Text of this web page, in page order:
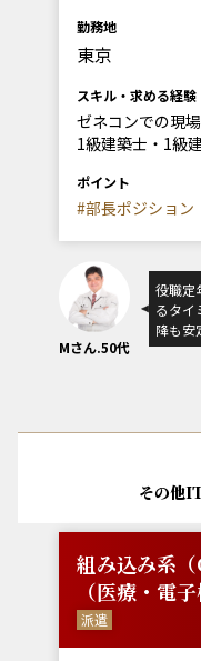
勤務地
東京
スキル・求める経験
ゼネコンでの現
1級建築士・1級
ポイント
#部長ポジション
Mさん.50代
役職定
るタイ
降も安
その他
組み込み系
（医療・電子
派遣